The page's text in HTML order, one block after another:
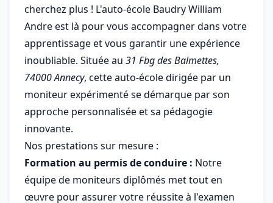
cherchez plus ! L'auto-école Baudry William
Andre est là pour vous accompagner dans votre
apprentissage et vous garantir une expérience
inoubliable. Située au 31 Fbg des Balmettes,
74000 Annecy, cette auto-école dirigée par un
moniteur expérimenté se démarque par son
approche personnalisée et sa pédagogie
innovante.
Nos prestations sur mesure :
Formation au permis de conduire : Notre
équipe de moniteurs diplômés met tout en
œuvre pour assurer votre réussite à l'examen